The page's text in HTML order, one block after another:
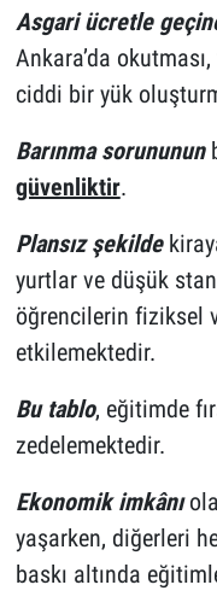
Asgari ücretle
Ankara’da
ciddi bir yük
Barınma sorununun
güvenliktir.
Plansız şekilde
yurtlar ve düşük
öğrencilerin fiziksel
etkilemektedir.
Bu tablo, eğitimde
zedelemektedir.
Ekonomik imkânı
yaşarken, diğerleri
baskı altında